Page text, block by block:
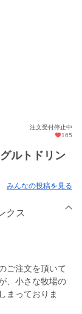
注文受付停止中
165
ルトドリン
みんなの投稿を見る
クス
ご注文を頂いて
、小さな牧場の
まっておりま